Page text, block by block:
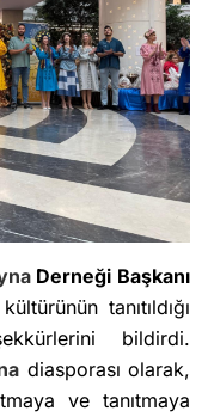
Derneği Başkanı
tanıtıldığı
bildirdi.
diasporası olarak,
ve tanıtmaya